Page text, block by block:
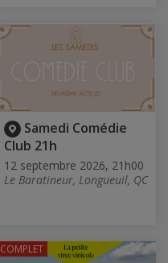
Samedi Comédie
Club 21h
12 septembre 2026, 21h00
Le Baratineur, Longueuil, QC
COMPLET